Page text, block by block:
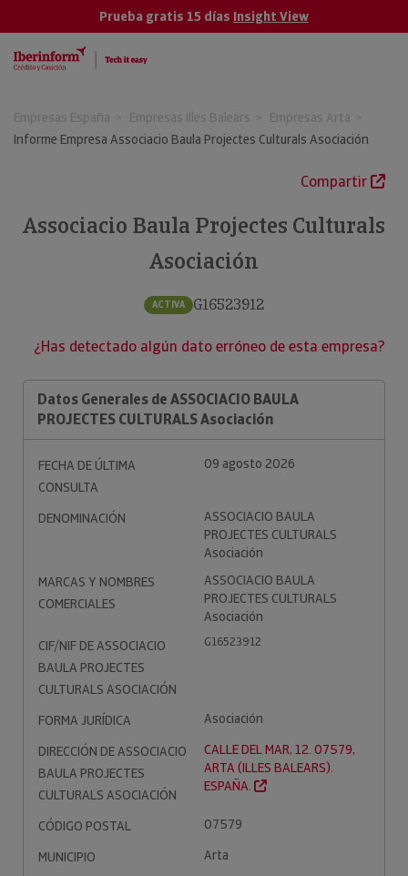
Prueba gratis 15 días Insight View
Empresas España Empresas Illes Balears
Empresas Arta
Informe Empresa Associacio Baula Projectes Culturals Asociación
Compartir
Associacio Baula Projectes Culturals
Asociación
ACTIVA G16523912
¿Has detectado algún dato erróneo de esta empresa?
Datos Generales de ASSOCIACIO BAULA
PROJECTES CULTURALS Asociación
FECHA DE ÚLTIMA
CONSULTA
09 agosto 2026
DENOMINACIÓN
ASSOCIACIO BAULA
PROJECTES CULTURALS
Asociación
MARCAS Y NOMBRES
COMERCIALES
ASSOCIACIO BAULA
PROJECTES CULTURALS
Asociación
CIF/NIF DE ASSOCIACIO
BAULA PROJECTES
CULTURALS ASOCIACIÓN
G16523912
FORMA JURÍDICA
Asociación
DIRECCIÓN DE ASSOCIACIO
BAULA PROJECTES
CULTURALS ASOCIACIÓN
CALLE DEL MAR, 12. 07579,
ARTA (ILLES BALEARS).
ESPAÑA.
CÓDIGO POSTAL
07579
MUNICIPIO
Arta